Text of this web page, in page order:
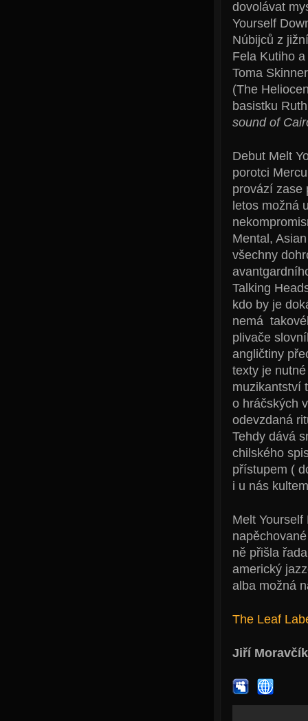
dovolávat
Yourself
Núbijců z
Fela Kutiho
Toma
(The
basistku
sound of
Debut Melt
porotci
provází zase
letos možná
Mental,
všechny
Talking
kdo by je
nemá
plivače
angličtiny
texty je
muzikantství
o hráčských
odevzdaná
Tehdy dává
chilského
přístupem (
i u nás
Melt
ně přišla
americký
alba možná
The Leaf
Jiří Moravčík